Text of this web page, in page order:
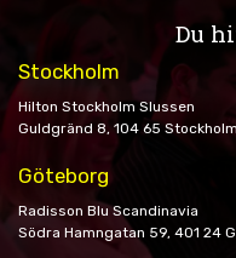
Du
Stockholm
Hilton Stockholm Slussen
Guldgränd 8, 104 65
Göteborg
Radisson Blu Scandinavia
Södra Hamngatan 59, 401 24